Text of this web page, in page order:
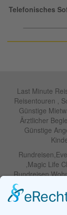
Telefonisches
Last Minute
Reisentouren ,
Günstige
Ärztlicher
Günstige
,Magic Life
Rundreisen
Weihnachtreisen
Namibia,